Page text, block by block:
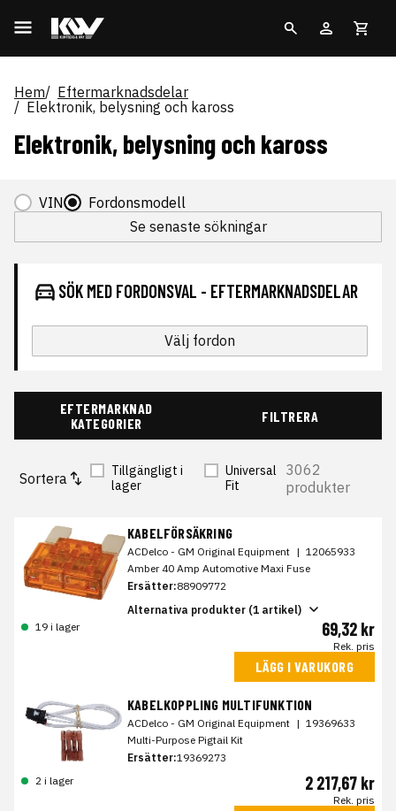
Hem
Eftermarknadsdelar
Elektronik, belysning och kaross
Elektronik, belysning och kaross
VIN
Fordonsmodell
Se senaste sökningar
SÖK MED FORDONSVAL - EFTERMARKNADSDELAR
Välj fordon
EFTERMARKNAD
KATEGORIER
FILTRERA
Sortera
Tillgängligt i
lager
Universal
Fit
3062
produkter
KABELFÖRSÄKRING
ACDelco - GM Original Equipment | 12065933
Amber 40 Amp Automotive Maxi Fuse
Ersätter:88909772
Alternativa produkter (1 artikel)
19 i lager
69,32 kr
Rek. pris
LÄGG I VARUKORG
KABELKOPPLING MULTIFUNKTION
ACDelco - GM Original Equipment | 19369633
Multi-Purpose Pigtail Kit
Ersätter:19369273
2 i lager
2 217,67 kr
Rek. pris